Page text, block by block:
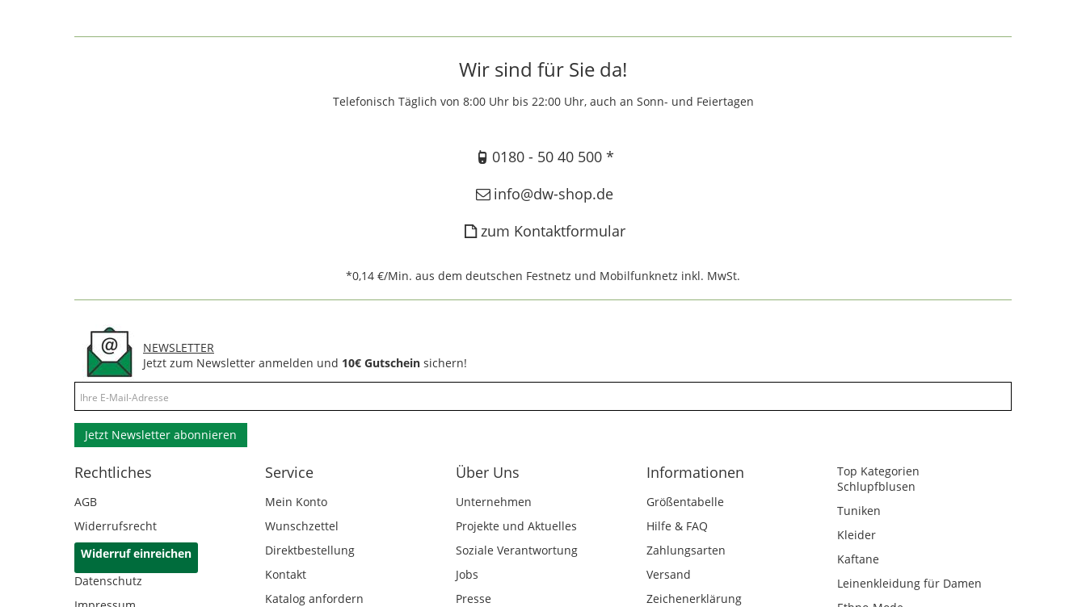
Wir sind für Sie da!
Telefonisch Täglich von 8:00 Uhr bis 22:00 Uhr, auch an Sonn- und Feiertagen
0180 - 50 40 500 *
info@dw-shop.de
zum Kontaktformular
*0,14 €/Min. aus dem deutschen Festnetz und Mobilfunknetz inkl. MwSt.
NEWSLETTER
Jetzt zum Newsletter anmelden und 10€ Gutschein sichern!
Jetzt Newsletter abonnieren
Rechtliches
AGB
Widerrufsrecht
Widerruf einreichen
Datenschutz
Service
Mein Konto
Wunschzettel
Direktbestellung
Kontakt
Katalog anfordern
Über Uns
Unternehmen
Projekte und Aktuelles
Soziale Verantwortung
Jobs
Presse
Informationen
Größentabelle
Hilfe & FAQ
Zahlungsarten
Versand
Zeichenerklärung
Top Kategorien
Schlupfblusen
Tuniken
Kleider
Kaftane
Leinenkleidung für Damen